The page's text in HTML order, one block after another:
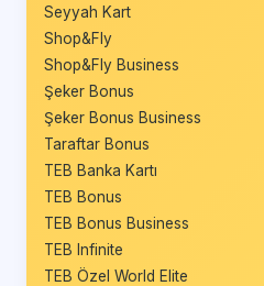
Seyyah Kart
Shop&Fly
Shop&Fly Business
Şeker Bonus
Şeker Bonus Business
Taraftar Bonus
TEB Banka Kartı
TEB Bonus
TEB Bonus Business
TEB Infinite
TEB Özel World Elite